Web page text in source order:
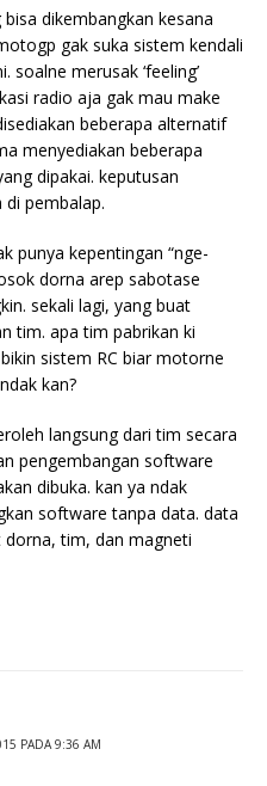
dikembangkan kesana
gak suka sistem kendali
soalne merusak ‘feeling’
radio aja gak mau make
beberapa alternatif
menyediakan beberapa
dipakai. keputusan
pembalap.
punya kepentingan “nge-
dorna arep sabotase
sekali lagi, yang buat
tim. apa tim pabrikan ki
sistem RC biar motorne
kan?
langsung dari tim secara
pengembangan software
dibuka. kan ya ndak
software tanpa data. data
tim, dan magneti
PADA 9:36 AM